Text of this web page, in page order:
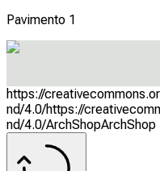
Pavimento 1
https://
nd/4.0/https://
nd/4.0/ArchShopArchShop